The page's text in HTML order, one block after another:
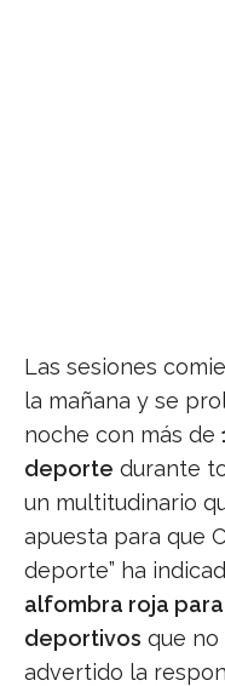
Las sesiones
la mañana y se
noche con más de
deporte durante
un multitudinario
apuesta para que
deporte” ha
alfombra roja
deportivos que no
advertido la